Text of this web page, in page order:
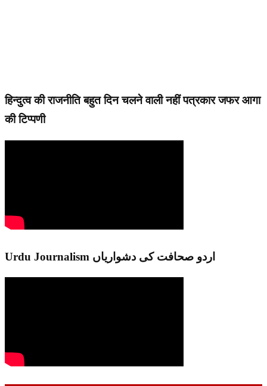
हिन्दुत्व की राजनीति बहुत दिन चलने वाली नहीं पत्रकार जफर आगा
की टिप्पणी
Urdu Journalism اردو صحافت کی دشواریاں